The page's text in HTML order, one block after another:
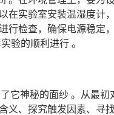
在实验室安装温湿度计
行检查，确保电源稳定
验的顺利进行 。
它神秘的面纱 。从最
义、探究触发因素、